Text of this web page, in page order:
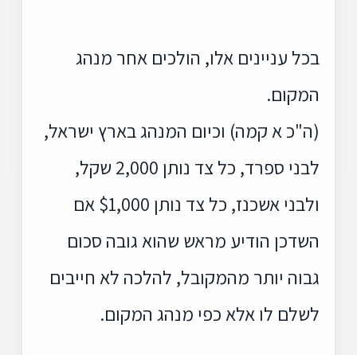
בכל עניינים אלו, הולכים אחר מנהג
המקום.
(ה"כ א קמה) וכיום המנהג בארץ ישראל,
לבני ספרד, כל צד נותן 2,000 שקל,
ולבני אשכנז, כל צד נותן $1,000 אם
השדכן הודיע מראש שהוא גובה סכום
גבוה יותר מהמקובל, להלכה לא חייבים
לשלם לו אלא כפי מנהג המקום.